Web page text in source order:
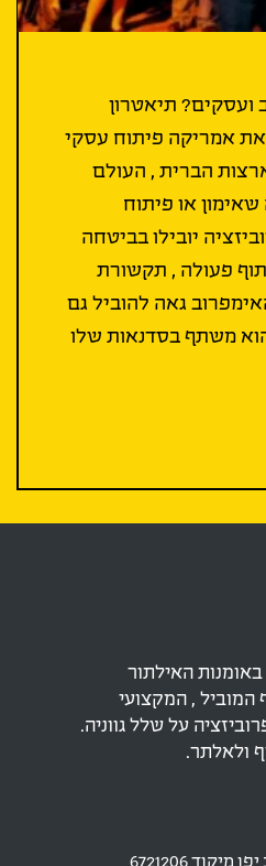
ועסקים? תיאטרון
אמריקה פיתוח עסקי
הברית , העולם
או פיתוח
יובילו בביטחה
פעולה , תקשורת
גאה להוביל גם
משתף בסדנאות שלו
האילתור
המוביל , המקצועי
על שלל גווניה.
ולאלתר.